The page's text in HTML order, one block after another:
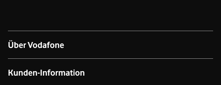
Über Vodafone
Über das Unternehmen
Kunden-Information